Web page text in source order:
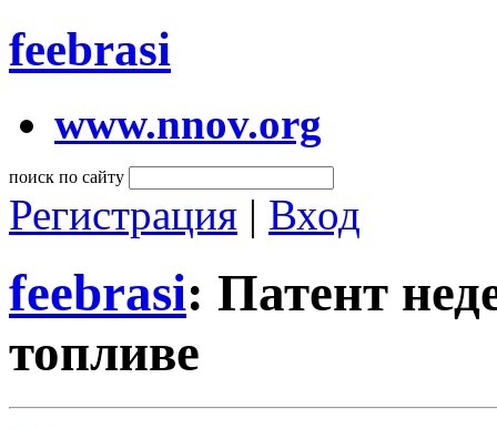
feebrasi
www.nnov.org
поиск по сайту
Регистрация | Вход
feebrasi: Патент
топливе